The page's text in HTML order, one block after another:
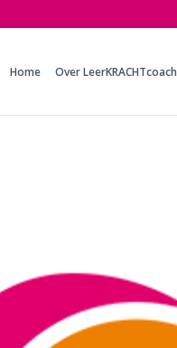
Home Over LeerKRACHTcoach